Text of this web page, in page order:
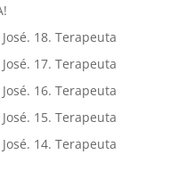
18. Terapeuta
17. Terapeuta
16. Terapeuta
15. Terapeuta
14. Terapeuta